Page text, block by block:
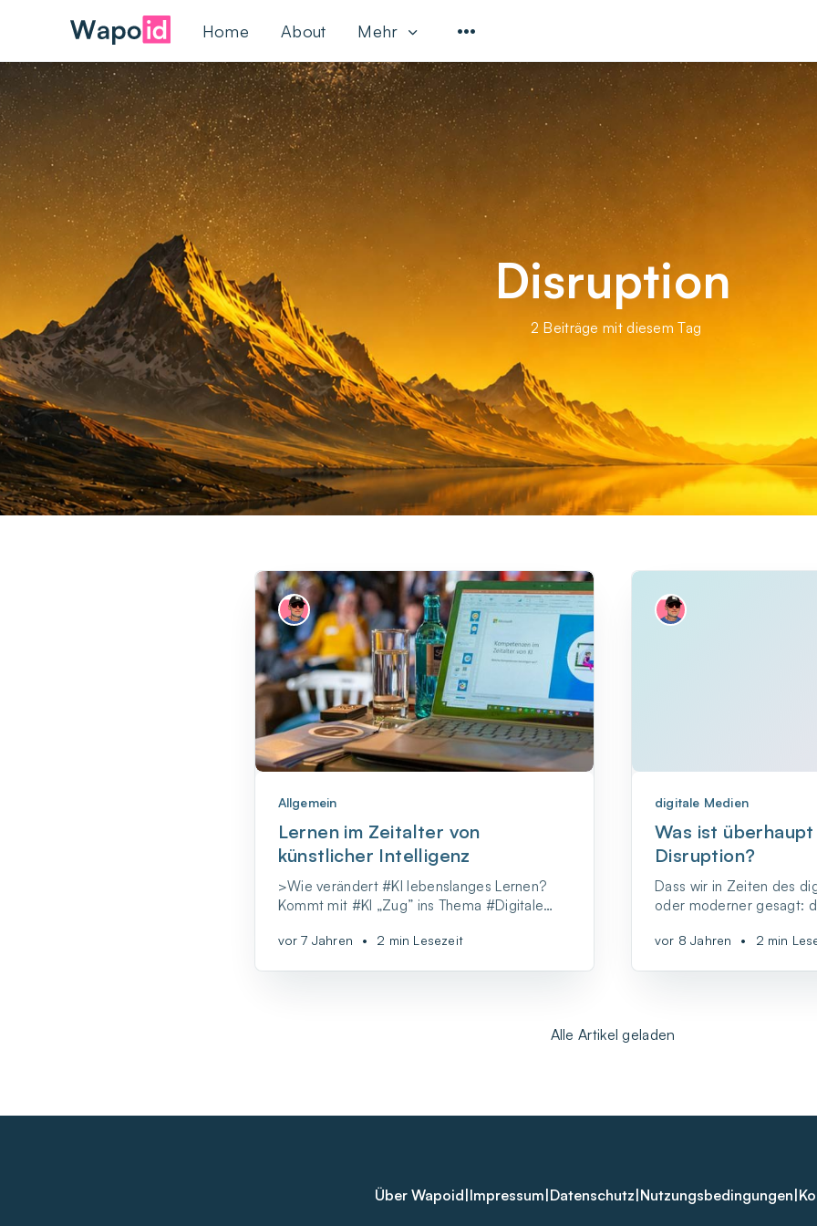
Home About Mehr
Disruption
2 Beiträge mit diesem Tag
Allgemein
Lernen im Zeitalter von
künstlicher Intelligenz
>Wie verändert #KI lebenslanges Lernen?
Kommt mit #KI „Zug” ins Thema #Digitale
im Zeitalter von #KI? Wieviel #KI kann Bildung
vor 7 Jahren • 2 min Lesezeit
digitale Medien
Was ist
Disruption?
Dass wir in Zeiten des
oder moderner gesagt:
keine Neuigkeit mehr.
vor 8 Jahren • 2 min
Alle Artikel geladen
Über Wapoid Impressum Datenschutz Nutzungsbedingungen